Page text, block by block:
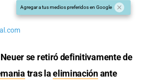
Agregar a tus medios preferidos en Google
se retiró definitivamente de
tras laeliminaciónante